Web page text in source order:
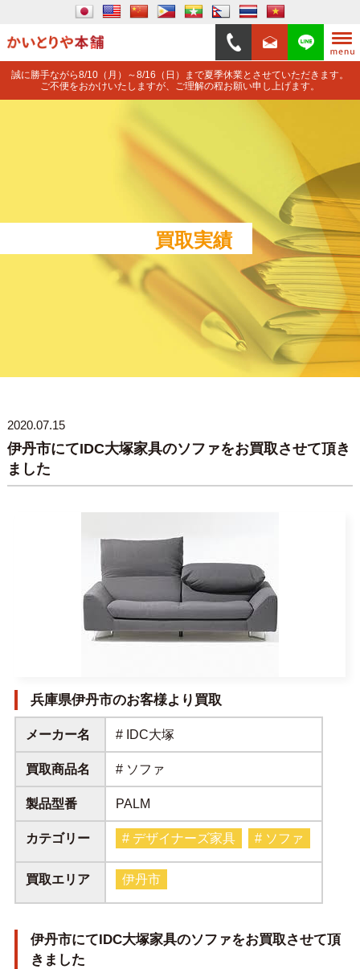
誠に勝手ながら8/10（月）～8/16（日）まで夏季休業とさせていただきます。
ご不便をおかけいたしますが、ご理解の程お願い申し上げます。
買取実績
2020.07.15
伊丹市にてIDC大塚家具のソファをお買取させて頂き
ました
兵庫県伊丹市のお客様より買取
メーカー名 # IDC大塚
買取商品名 # ソファ
製品型番 PALM
カテゴリー # デザイナーズ家具 # ソファ
買取エリア 伊丹市
伊丹市にてIDC大塚家具のソファをお買取させて頂
きました